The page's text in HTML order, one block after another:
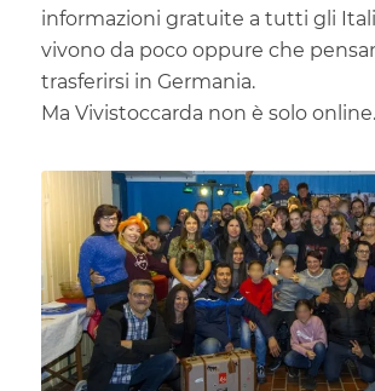
informazioni gratuite a tutti gli
vivono da poco oppure che
trasferirsi in Germania.
Ma Vivistoccarda non è solo online.